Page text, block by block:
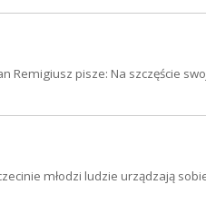
Remigiusz pisze: Na szczęście
młodzi ludzie urządzają